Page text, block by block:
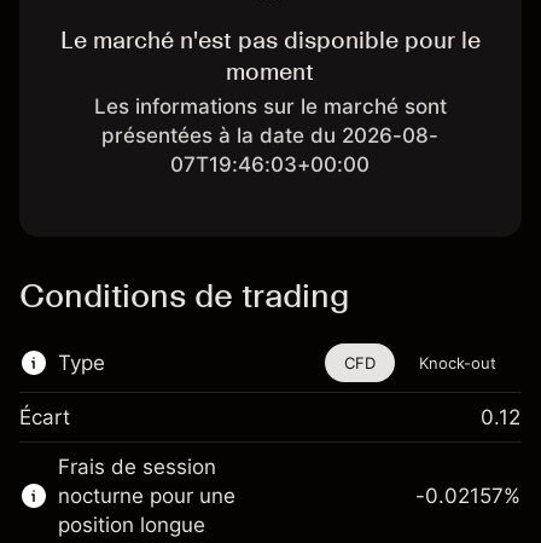
Le marché n'est pas disponible pour le
moment
Les informations sur le marché sont
présentées à la date du 2026-08-
07T19:46:03+00:00
Conditions de trading
Type
Cet instrument financier est disponible pour
le trading via les CFD et les Knock-outs.
En savoir plus sur :
CFD Knock-out
Écart 0.12
Frais de session
nocturne pour une
position longue
-0.02157%